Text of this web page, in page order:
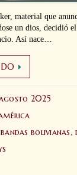
material que
un dios, decidió
Así nace…
2025
bandas bolivianas,